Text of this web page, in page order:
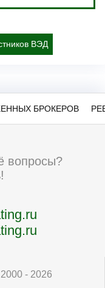
ВЭД
БРОКЕРОВ
- 2026
вопросы?